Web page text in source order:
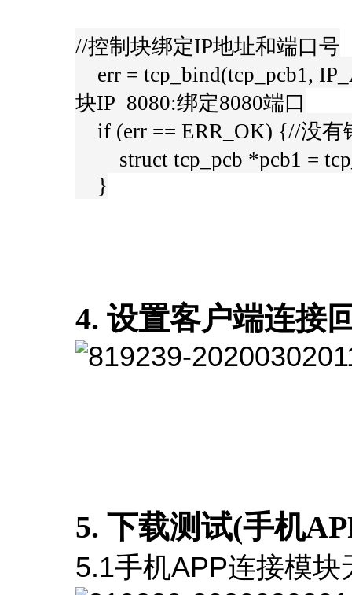
//控制块绑定IP地址和端口号
err = tcp_bind(tcp_pcb1,
块IP 8080:绑定8080端口
if (err == ERR_OK) {//没有
struct tcp_pcb *pcb1 =
}
4. 设置客户端连接
5. 下载测试(手机
5.1手机APP连接模块